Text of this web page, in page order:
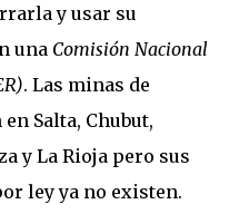
y usar su
una Comisión Nacional
. Las minas de
Salta, Chubut,
y La Rioja pero sus
ley ya no existen.